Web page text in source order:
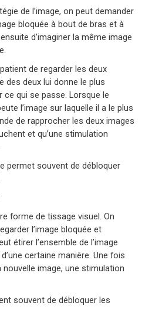
de l’image, on peut demander
bloquée à bout de bras et à
d’imaginer la même image
de regarder les deux
des deux lui donne le plus
ce qui se passe. Lorsque le
l’image sur laquelle il a le plus
de rapprocher les deux images
et qu’une stimulation
permet souvent de débloquer
forme de tissage visuel. On
l’image bloquée et
étirer l’ensemble de l’image
certaine manière. Une fois
image, une stimulation
souvent de débloquer les